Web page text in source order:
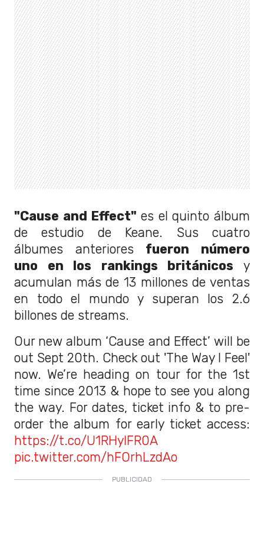
"Cause and Effect" es el quinto álbum
de estudio de Keane. Sus cuatro
álbumes anteriores fueron número
uno en los rankings británicos y
acumulan más de 13 millones de ventas
en todo el mundo y superan los 2.6
billones de streams.
Our new album ‘Cause and Effect’ will be
out Sept 20th. Check out 'The Way I Feel'
now. We’re heading on tour for the 1st
time since 2013 & hope to see you along
the way. For dates, ticket info & to pre-
order the album for early ticket access:
https://t.co/U1RHyIFR0A
pic.twitter.com/hFOrhLzdAo